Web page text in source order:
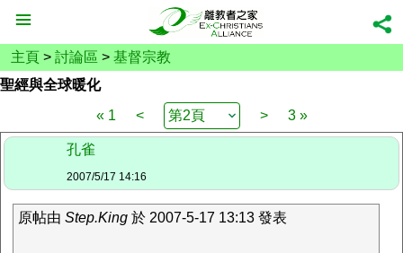
主頁 > 討論區 > 基督宗教
聖經與全球暖化
« 1
< > 3 »
孔雀
2007/5/17 14:16
原帖由 Step.King 於 2007-5-17 13:13 發表